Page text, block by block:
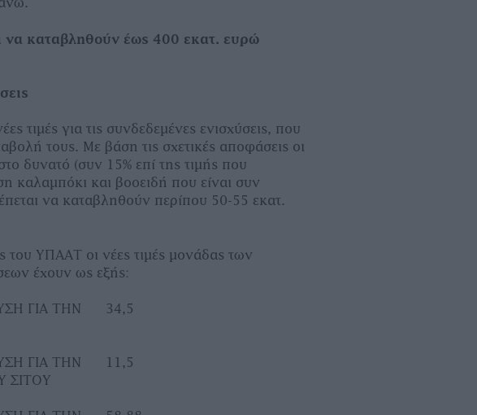
να καταβληθούν έως 400 εκατ. ευρώ
τιμές για τις συνδεδεμένες ενισχύσεις, που
τους. Με βάση τις σχετικές αποφάσεις οι
δυνατό (συν 15% επί της τιμής που
καλαμπόκι και βοοειδή που είναι συν
να καταβληθούν περίπου 50-55 εκατ.
του ΥΠΑΑΤ οι νέες τιμές μονάδας των
έχουν ως εξής:
ΓΙΑ ΤΗΝ
34,5
ΓΙΑ ΤΗΝ
ΣΙΤΟΥ
11,5